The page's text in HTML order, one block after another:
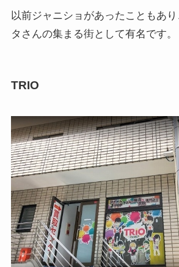
以前ジャニショがあったこともあ
タさんの集まる街として有名です。
TRIO